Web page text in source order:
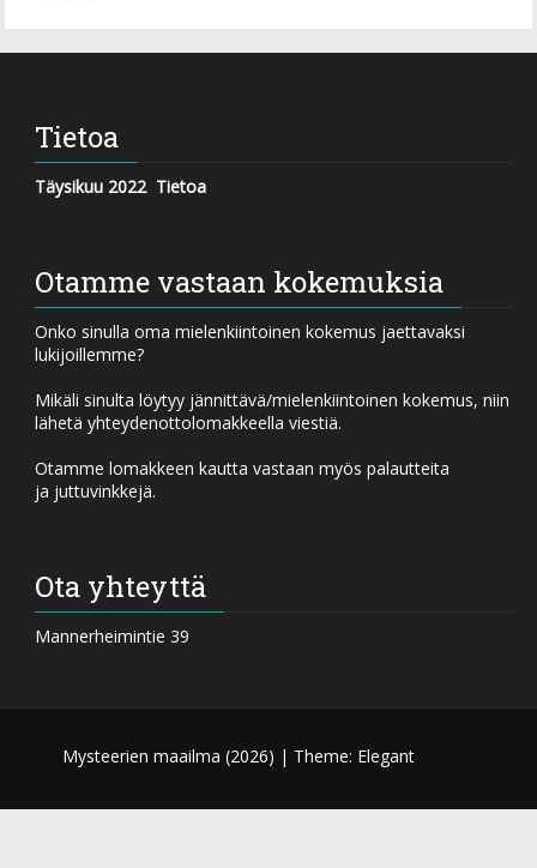
Tietoa
Täysikuu 2022 Tietoa
Otamme vastaan kokemuksia
Onko sinulla oma mielenkiintoinen kokemus jaettavaksi
lukijoillemme?
Mikäli sinulta löytyy jännittävä/mielenkiintoinen kokemus, niin
lähetä yhteydenottolomakkeella viestiä.
Otamme lomakkeen kautta vastaan myös palautteita
ja juttuvinkkejä.
Ota yhteyttä
Mannerheimintie 39
Mysteerien maailma (2026) | Theme: Elegant